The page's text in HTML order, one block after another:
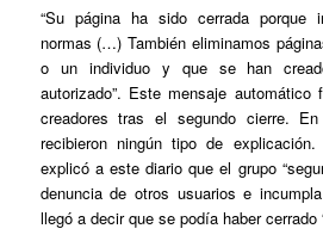
“Su página ha sido cerrada porque
normas (…) También eliminamos
o un individuo y que se han
autorizado”. Este mensaje
creadores tras el segundo cierre.
recibieron ningún tipo de
explicó a este diario que el grupo
denuncia de otros usuarios e
llegó a decir que se podía haber cerrado